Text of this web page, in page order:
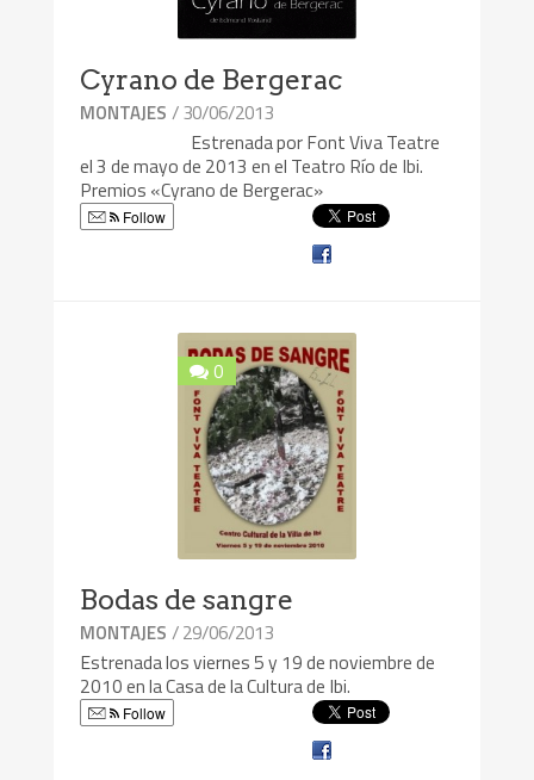
Cyrano de Bergerac
MONTAJES / 30/06/2013
Estrenada por Font Viva Teatre
el 3 de mayo de 2013 en el Teatro Río de Ibi.
Premios «Cyrano de Bergerac»
Follow
0
Bodas de sangre
MONTAJES / 29/06/2013
Estrenada los viernes 5 y 19 de noviembre de
2010 en la Casa de la Cultura de Ibi.
Follow